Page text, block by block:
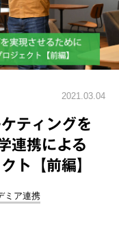
2021.03.04
ティングを
連携による
ト【前編】
ミア連携